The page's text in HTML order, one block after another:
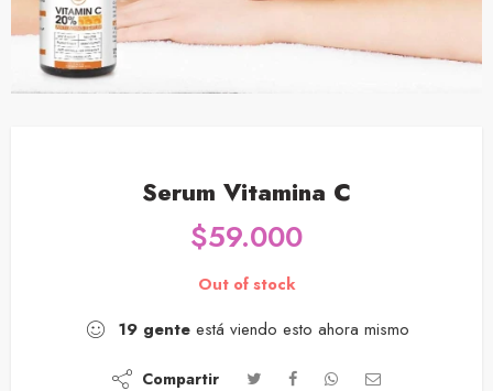
Serum Vitamina C
$59.000
Out of stock
19 genteestá viendo esto ahora mismo
Compartir